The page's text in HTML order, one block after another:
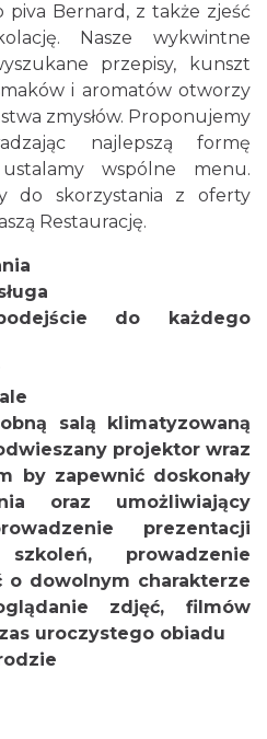
piva Bernard, z także zjeść
Nasze wykwintne
przepisy, kunszt
i aromatów otworzy
zmysłów. Proponujemy
najlepszą formę
wspólne menu.
do skorzystania z oferty
Restaurację.
do każdego
salą klimatyzowaną
projektor wraz
by zapewnić doskonały
oraz umożliwiający
prezentacji
szkoleń, prowadzenie
o dowolnym charakterze
zdjęć, filmów
uroczystego obiadu